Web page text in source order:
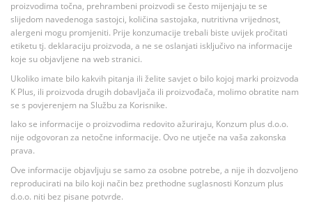
proizvodima točna, prehrambeni proizvodi se često mijenjaju te se
slijedom navedenoga sastojci, količina sastojaka, nutritivna vrijednost,
alergeni mogu promjeniti. Prije konzumacije trebali biste uvijek pročitati
etiketu tj. deklaraciju proizvoda, a ne se oslanjati isključivo na informacije
koje su objavljene na web stranici.
Ukoliko imate bilo kakvih pitanja ili želite savjet o bilo kojoj marki proizvoda
K Plus, ili proizvoda drugih dobavljača ili proizvođača, molimo obratite nam
se s povjerenjem na Službu za Korisnike.
Iako se informacije o proizvodima redovito ažuriraju, Konzum plus d.o.o.
nije odgovoran za netočne informacije. Ovo ne utječe na vaša zakonska
prava.
Ove informacije objavljuju se samo za osobne potrebe, a nije ih dozvoljeno
reproducirati na bilo koji način bez prethodne suglasnosti Konzum plus
d.o.o. niti bez pisane potvrde.